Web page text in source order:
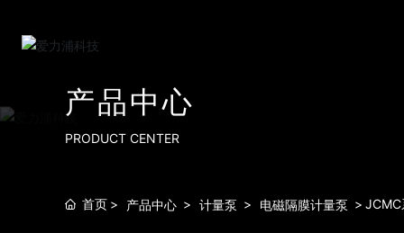
产品中心
PRODUCT CENTER
首页 产品中心 计量泵 电磁隔膜计量泵 JCMC